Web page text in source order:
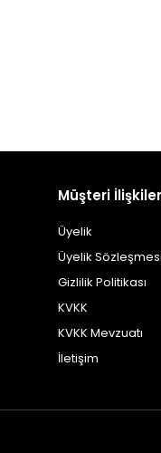
Müşteri
Üyelik
Üyelik Sözleşmesi
Gizlilik Politikası
KVKK
KVKK Mevzuatı
İletişim